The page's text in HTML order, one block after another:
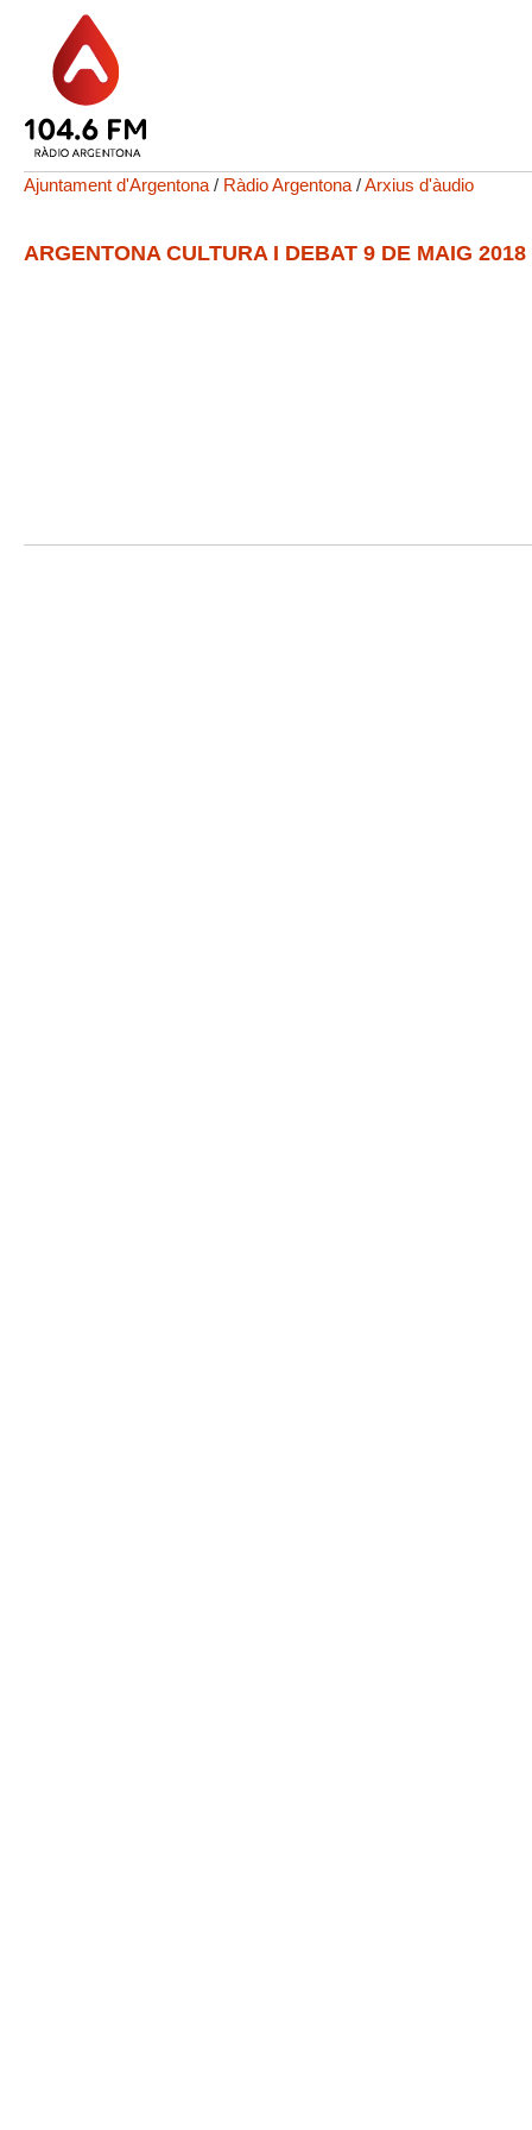
Ajuntament d'Argentona / Ràdio Argentona /Arxius d'àudio
ARGENTONA CULTURA I DEBAT 9 DE MAIG 2018